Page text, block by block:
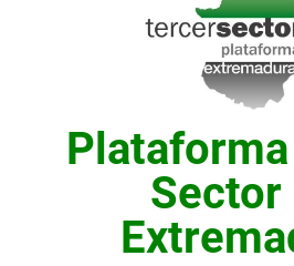
Sector